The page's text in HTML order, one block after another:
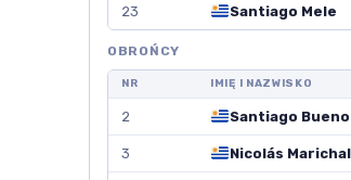
23 Santiago Mele
OBROŃCY
NR IMIĘ I NAZWISKO
2 Santiago Bueno
3 Nicolás Marichal